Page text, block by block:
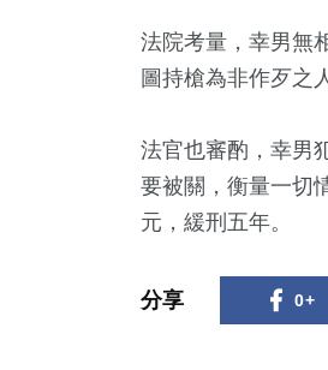
法院考量，幸男無
圖持槍為非作歹之
法官也審酌，幸男
要被關，衡量一切
元，緩刑五年。
分享 0+